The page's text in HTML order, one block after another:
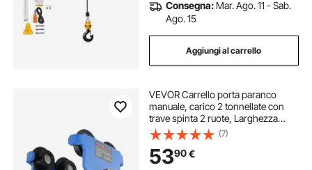
Consegna: Mar. Ago. 11 - Sab.
Ago. 15
Aggiungi al carrello
VEVOR Carrello porta paranco
manuale, carico 2 tonnellate con
trave spinta 2 ruote, Larghezza
regolabile trave a I 63,5-177,8 mm,
Paranco da garage in acciaio legato
per trave a I dritta e curva
(7)
5390€